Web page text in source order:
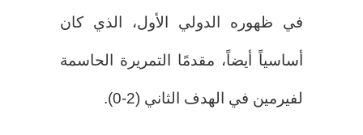
في ظهوره الدولي الأول، الذي كان
أساسياً أيضاً، مقدمًا التمريرة الحاسمة
لفيرمين في الهدف الثاني (2-0).